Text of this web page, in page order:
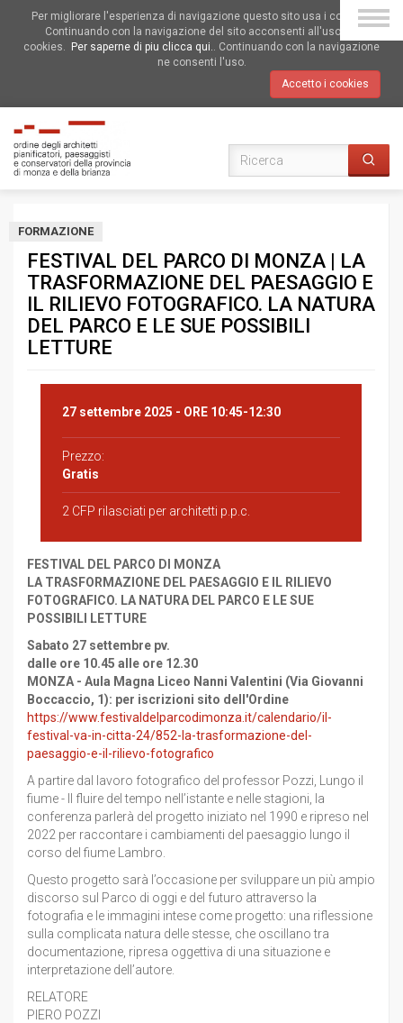
Per migliorare l'esperienza di navigazione questo sito usa i cookies.
Continuando con la navigazione del sito acconsenti all'uso dei
cookies.
Per saperne di piu clicca qui.. Continuando con la navigazione
ne consenti l'uso.
Accetto i cookies
FORMAZIONE
FESTIVAL DEL PARCO DI MONZA | LA
TRASFORMAZIONE DEL PAESAGGIO E
IL RILIEVO FOTOGRAFICO. LA NATURA
DEL PARCO E LE SUE POSSIBILI
LETTURE
27 settembre 2025 - ORE 10:45-12:30
Prezzo:
Gratis
2 CFP rilasciati per architetti p.p.c.
FESTIVAL DEL PARCO DI MONZA
LA TRASFORMAZIONE DEL PAESAGGIO E IL RILIEVO
FOTOGRAFICO. LA NATURA DEL PARCO E LE SUE
POSSIBILI LETTURE
Sabato 27 settembre pv.
dalle ore 10.45 alle ore 12.30
MONZA - Aula Magna Liceo Nanni Valentini (Via Giovanni
Boccaccio, 1): per iscrizioni sito dell'Ordine
https://www.festivaldelparcodimonza.it/calendario/il-
festival-va-in-citta-24/852-la-trasformazione-del-
paesaggio-e-il-rilievo-fotografico
A partire dal lavoro fotografico del professor Pozzi, Lungo il
fiume - Il fluire del tempo nell’istante e nelle stagioni, la
conferenza parlerà del progetto iniziato nel 1990 e ripreso nel
2022 per raccontare i cambiamenti del paesaggio lungo il
corso del fiume Lambro.
Questo progetto sarà l’occasione per sviluppare un più ampio
discorso sul Parco di oggi e del futuro attraverso la
fotografia e le immagini intese come progetto: una riflessione
sulla complicata natura delle stesse, che oscillano tra
documentazione, ripresa oggettiva di una situazione e
interpretazione dell’autore.
RELATORE
PIERO POZZI